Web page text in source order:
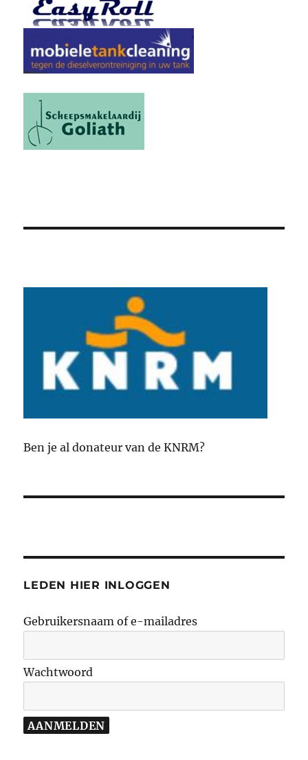
Ben je al donateur van de KNRM?
LEDEN HIER INLOGGEN
Gebruikersnaam of e-mailadres
Wachtwoord